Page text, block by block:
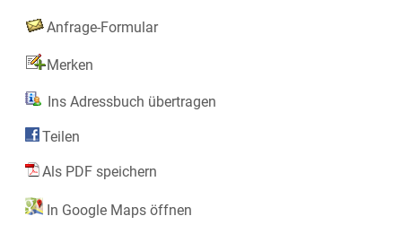
Anfrage-Formular
Merken
Ins Adressbuch übertragen
Teilen
Als PDF speichern
In Google Maps öffnen